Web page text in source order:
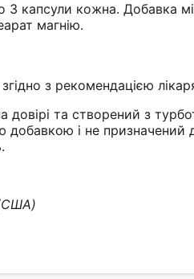
3 капсули кожна. Добавка
магнію.
з рекомендацією
та створений з
і не призначений